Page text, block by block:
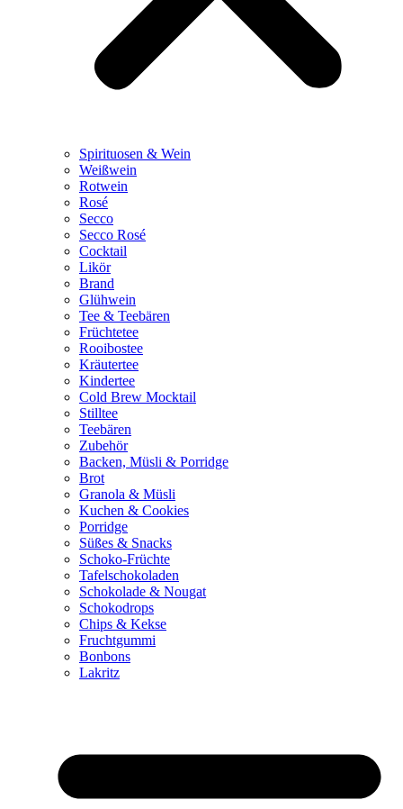
Spirituosen & Wein
Weißwein
Rotwein
Rosé
Secco
Secco Rosé
Cocktail
Likör
Brand
Glühwein
Tee & Teebären
Früchtetee
Rooibostee
Kräutertee
Kindertee
Cold Brew Mocktail
Stilltee
Teebären
Zubehör
Backen, Müsli & Porridge
Brot
Granola & Müsli
Kuchen & Cookies
Porridge
Süßes & Snacks
Schoko-Früchte
Tafelschokoladen
Schokolade & Nougat
Schokodrops
Chips & Kekse
Fruchtgummi
Bonbons
Lakritz